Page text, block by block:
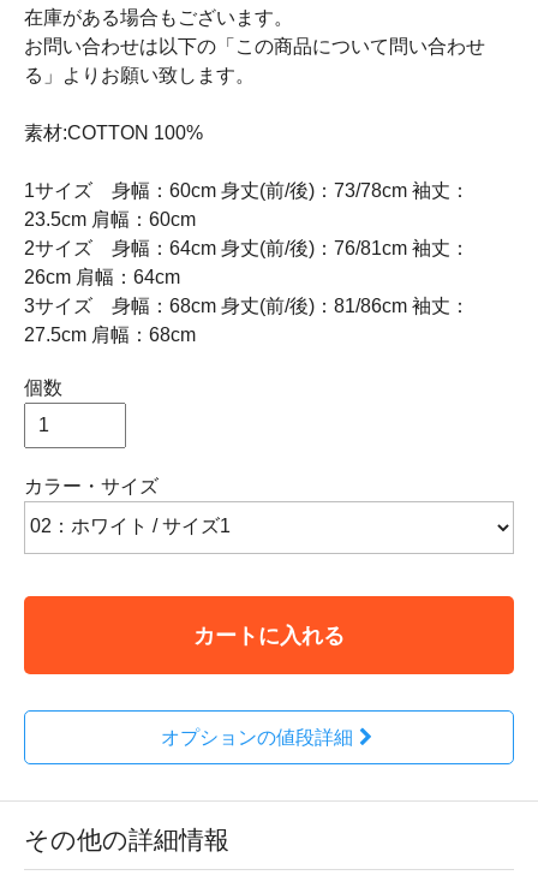
在庫がある場合もございます。
お問い合わせは以下の「この商品について問い合わせ
る」よりお願い致します。
素材:COTTON 100%
1サイズ 身幅：60cm 身丈(前/後)：73/78cm 袖丈：
23.5cm 肩幅：60cm
2サイズ 身幅：64cm 身丈(前/後)：76/81cm 袖丈：
26cm 肩幅：64cm
3サイズ 身幅：68cm 身丈(前/後)：81/86cm 袖丈：
27.5cm 肩幅：68cm
個数
カラー・サイズ
カートに入れる
オプションの値段詳細
その他の詳細情報